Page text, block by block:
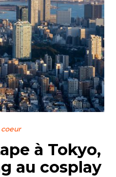
à Tokyo,
au cosplay